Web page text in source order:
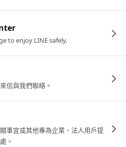
to enjoy LINE safely.
信與我們聯絡。
事宜或其他專為企業、法人用戶提
。